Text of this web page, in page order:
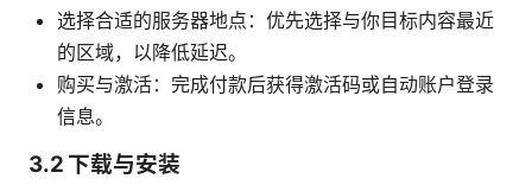
选择合适的服务器地点：优先选择与你目标内容最近
的区域，以降低延迟。
购买与激活：完成付款后获得激活码或自动账户登录
信息。
3.2 下载与安装